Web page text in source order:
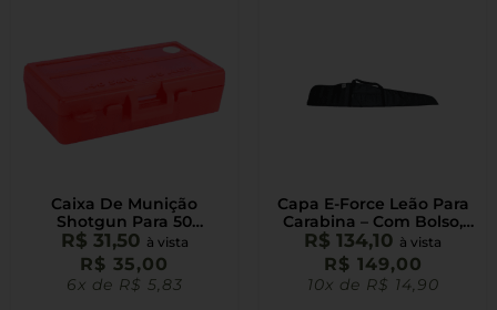
Caixa De Munição
Shotgun Para 50
Cartuchos Calibre 40 E
45 Vermelha
R$ 31,50 à vista
R$ 35,00
6x de R$ 5,83
Capa E-Force Leão Para
Carabina – Com Bolso,
Alça Ombro E Forrada
100x18cm
R$ 134,10 à vista
R$ 149,00
10x de R$ 14,90